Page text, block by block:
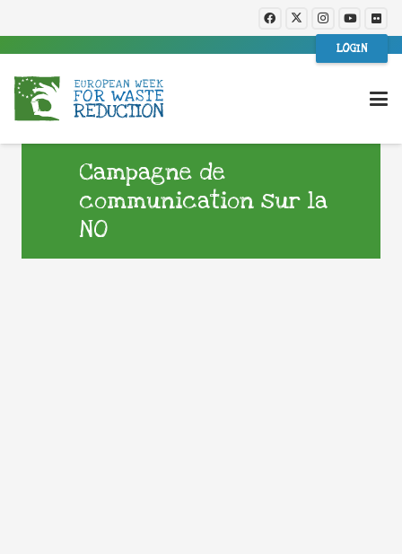
LOGIN
Campagne de
communication sur la
NO